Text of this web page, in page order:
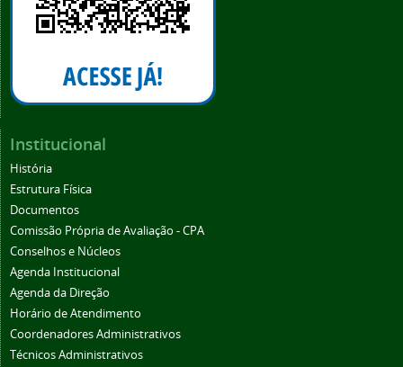
Institucional
História
Estrutura Física
Documentos
Comissão Própria de Avaliação - CPA
Conselhos e Núcleos
Agenda Institucional
Agenda da Direção
Horário de Atendimento
Coordenadores Administrativos
Técnicos Administrativos